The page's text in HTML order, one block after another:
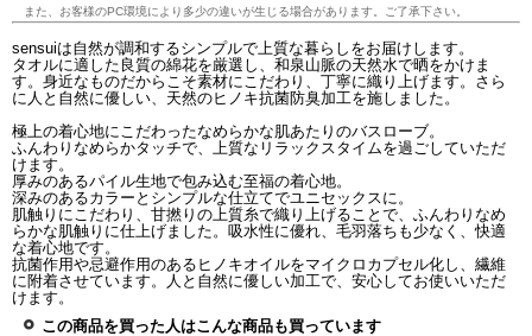
また、お客様のPC環境により多少の違いが生じる場合があります。ご了承下さい。
sensuiは自然が調和するシンプルで上質な暮らしをお届けします。
タオルに適した良質の綿花を厳選し、和泉山脈の天然水で晒をかけま
す。身近なものだからこそ素材にこだわり、丁寧に織り上げます。さら
に人と自然に優しい、天然のヒノキ抗菌防臭加工を施しました。
極上の着心地にこだわったなめらかな肌あたりのバスローブ。
ふんわりなめらかタッチで、上質なリラックスタイムを過ごしていただ
けます。
厚みのあるパイル生地で包み込む至福の着心地。
深みのあるカラーとシンプルな仕立てでユニセックスに。
肌触りにこだわり、甘撚りの上質糸で織り上げることで、ふんわりなめ
らかな肌触りに仕上げました。吸水性に優れ、毛羽落ちも少なく、快適
な着心地です。
抗菌作用や忌避作用のあるヒノキオイルをマイクロカプセル化し、繊維
に附着させています。人と自然に優しい加工で、安心してお使いいただ
けます。
この商品を買った人はこんな商品も買っています